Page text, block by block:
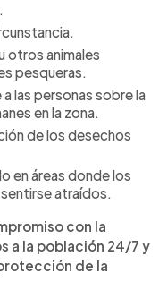
otros animales
pesqueras.
las personas sobre la
en la zona.
de los desechos
en áreas donde los
atraídos.
con la
a la población 24/7 y
de la